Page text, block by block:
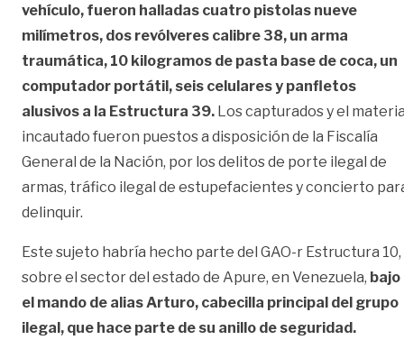
vehículo, fueron halladas cuatro pistolas nueve
milímetros, dos revólveres calibre 38, un arma
traumática, 10 kilogramos de pasta base de coca, un
computador portátil, seis celulares y panfletos
alusivos a la Estructura 39. Los capturados y el
incautado fueron puestos a disposición de la Fiscalía
General de la Nación, por los delitos de porte ilegal de
armas, tráfico ilegal de estupefacientes y concierto
delinquir.
Este sujeto habría hecho parte del GAO-r Estructura 10,
sobre el sector del estado de Apure, en Venezuela, bajo
el mando de alias Arturo, cabecilla principal del grupo
ilegal, que hace parte de su anillo de seguridad.